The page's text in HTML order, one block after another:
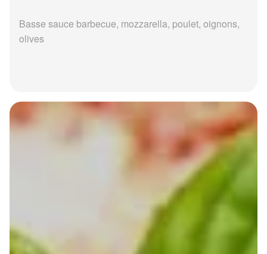
Basse sauce barbecue, mozzarella, poulet, oignons,
olives